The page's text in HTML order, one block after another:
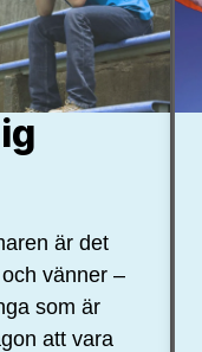
är det
vänner –
som är
att vara